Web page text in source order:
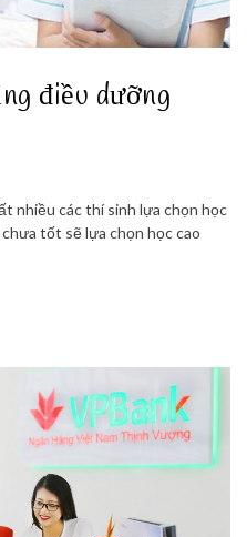
điều dưỡng
nhiều các thí sinh lựa chọn học
tốt sẽ lựa chọn học cao